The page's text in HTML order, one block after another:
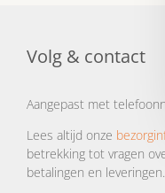
Volg & contact
Aangepast met
Lees altijd onze
betrekking tot vragen
betalingen en leveringen.